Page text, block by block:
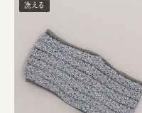
洗える